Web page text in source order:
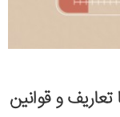
و قوانین